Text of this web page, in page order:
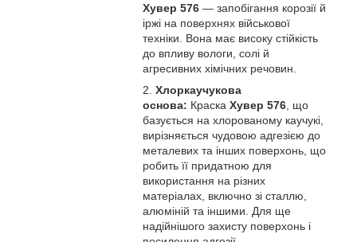
Хувер 576 — запобігання корозії й
іржі на поверхнях військової
техніки. Вона має високу стійкість
до впливу вологи, солі й
агресивних хімічних речовин.
Хлоркаучукова
основа: Краска Хувер 576 , що
базується на хлорованому каучукі,
вирізняється чудовою адгезією до
металевих та інших поверхонь, що
робить її придатною для
використання на різних
матеріалах, включно зі сталлю,
алюміній та іншими. Для ще
надійнішого захисту поверхонь і